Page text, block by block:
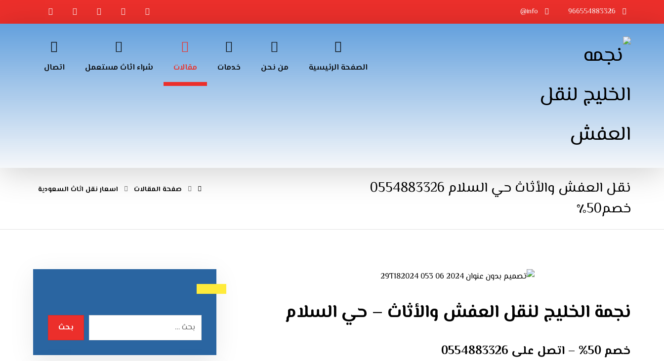
966554883326
info@
الصفحة الرئيسية من نحن خدمات مقالات شراء اثاث مستعمل اتصال
نقل العفش والأثاث حي السلام 0554883326
خصم50٪
صفحة المقالات اسعار نقل اثاث السعودية
نجمة الخليج لنقل العفش والأثاث – حي السلام
خصم 50% – اتصل على 0554883326